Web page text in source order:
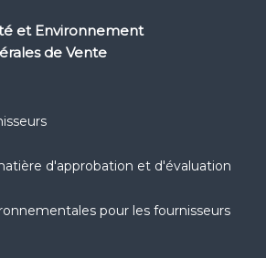
et Environnement
de Vente
d'approbation et d'évaluation
pour les fournisseurs